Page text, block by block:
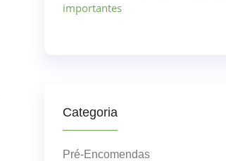
importantes
Categoria
Pré-Encomendas